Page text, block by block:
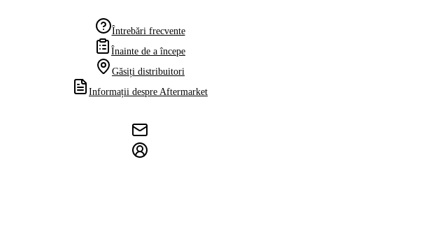
Întrebări frecvente
Înainte de a începe
Găsiți distribuitori
Informații despre Aftermarket